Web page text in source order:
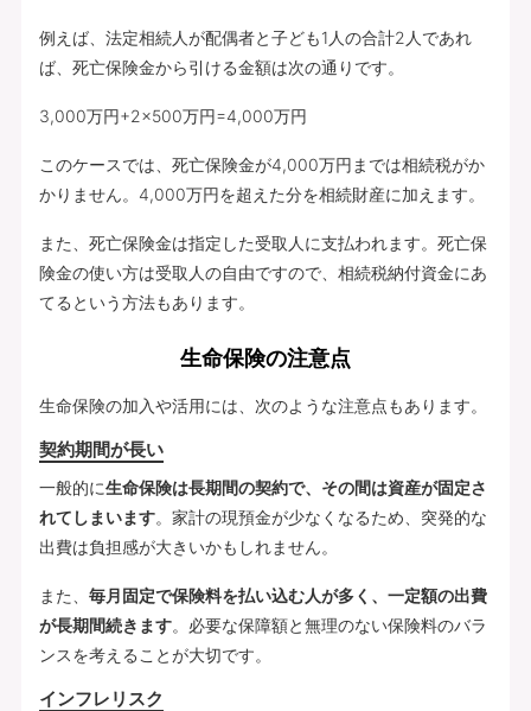
例えば、法定相続人が配偶者と子ども1人の合計2人であれ
ば、死亡保険金から引ける金額は次の通りです。
3,000万円+2×500万円=4,000万円
このケースでは、死亡保険金が4,000万円までは相続税がか
かりません。4,000万円を超えた分を相続財産に加えます。
また、死亡保険金は指定した受取人に支払われます。死亡保
険金の使い方は受取人の自由ですので、相続税納付資金にあ
てるという方法もあります。
生命保険の注意点
生命保険の加入や活用には、次のような注意点もあります。
契約期間が長い
一般的に生命保険は長期間の契約で、その間は資産が固定さ
れてしまいます。家計の現預金が少なくなるため、突発的な
出費は負担感が大きいかもしれません。
また、 毎月固定で保険料を払い込む人が多く、一定額の出費
が長期間続きます。必要な保障額と無理のない保険料のバラ
ンスを考えることが大切です。
インフレリスク